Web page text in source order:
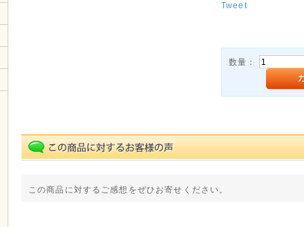
Tweet
数量：
この商品に対するご感想をぜひお寄せください。